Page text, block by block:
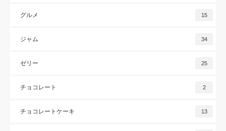
グルメ 15
ジャム 34
ゼリー 25
チョコレート 2
チョコレートケーキ 13